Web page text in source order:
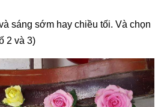
sáng sớm hay chiều tối. Và chọn
2 và 3)